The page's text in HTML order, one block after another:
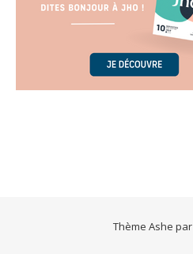
Thème Ashe par